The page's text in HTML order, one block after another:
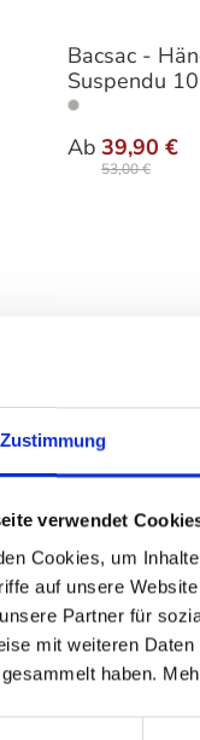
Zustimmung
verwendet
Cookies, um
auf unsere
Partner für
mit weiteren
haben.
Bacsac -
Suspendu
Ab 39,90 €
53,00 €
Pflanztasche